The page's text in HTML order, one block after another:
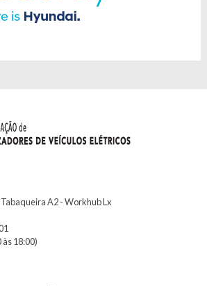
A2 - Workhub Lx
18:00)